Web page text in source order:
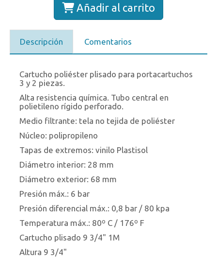
Añadir al carrito
Descripción Comentarios
Cartucho poliéster plisado para portacartuchos
3 y 2 piezas.
Alta resistencia química. Tubo central en
polietileno rígido perforado.
Medio filtrante: tela no tejida de poliéster
Núcleo: polipropileno
Tapas de extremos: vinilo Plastisol
Diámetro interior: 28 mm
Diámetro exterior: 68 mm
Presión máx.: 6 bar
Presión diferencial máx.: 0,8 bar / 80 kpa
Temperatura máx.: 80º C / 176º F
Cartucho plisado 9 3/4" 1M
Altura 9 3/4"